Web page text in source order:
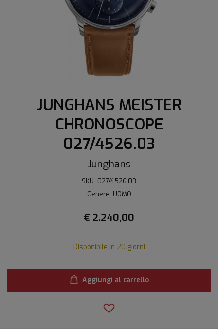
JUNGHANS MEISTER
CHRONOSCOPE
027/4526.03
Junghans
SKU: 027/4526.03
Genere: UOMO
€ 2.240,00
Disponibile in 20 giorni
Aggiungi al carrello